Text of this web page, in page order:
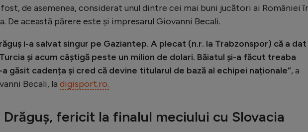
fost, de asemenea, considerat unul dintre cei mai buni jucători ai României
De această părere este și impresarul Giovanni Becali.
i-a salvat singur pe Gaziantep. A plecat (n.r. la Trabzonspor) că a dat
și acum câștigă peste un milion de dolari. Băiatul și-a făcut treaba
a găsit cadența și cred că devine titularul de bază al echipei naționale”, a
Becali, la digisport.ro.
Drăguș, fericit la finalul meciului cu Slovacia